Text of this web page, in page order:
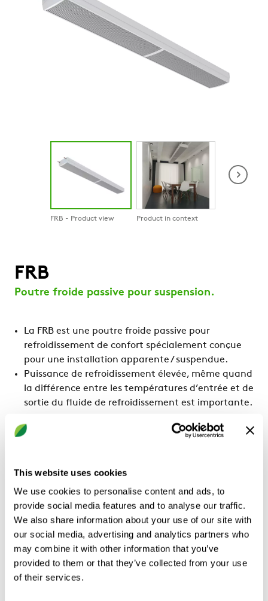
This website uses cookies
We use cookies to personalise content and ads, to
provide social media features and to analyse our traffic.
We also share information about your use of our site with
our social media, advertising and analytics partners who
may combine it with other information that you’ve
provided to them or that they’ve collected from your use
of their services.
FRB - Product view Product in context
FRB
Poutre froide passive pour suspension.
La FRB est une poutre froide passive pour
refroidissement de confort spécialement conçue
pour une installation apparente / suspendue.
Puissance de refroidissement élevée, même quand
la différence entre les températures d’entrée et de
sortie du fluide de refroidissement est importante.
Données techniques Accessoires
Taille